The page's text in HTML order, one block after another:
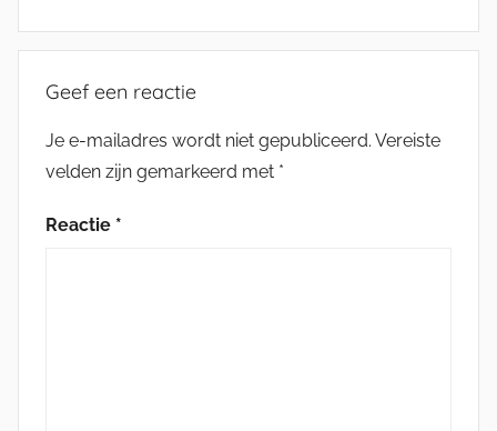
Geef een reactie
Je e-mailadres wordt niet gepubliceerd. Vereiste
velden zijn gemarkeerd met *
Reactie *